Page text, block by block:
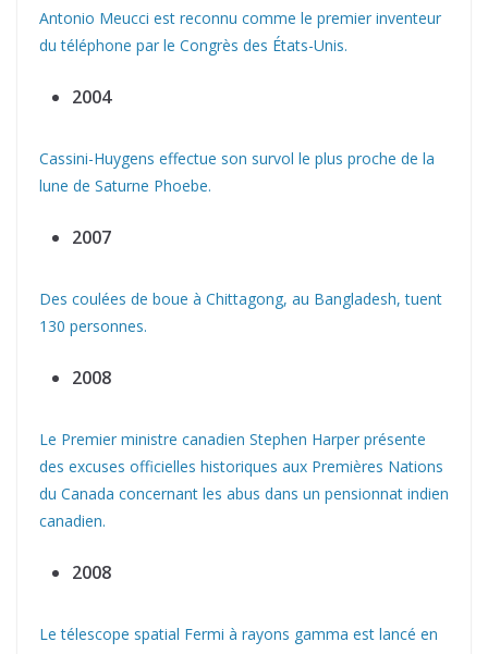
Antonio Meucci est reconnu comme le premier inventeur
du téléphone par le Congrès des États-Unis.
2004
Cassini-Huygens effectue son survol le plus proche de la
lune de Saturne Phoebe.
2007
Des coulées de boue à Chittagong, au Bangladesh, tuent
130 personnes.
2008
Le Premier ministre canadien Stephen Harper présente
des excuses officielles historiques aux Premières Nations
du Canada concernant les abus dans un pensionnat indien
canadien.
2008
Le télescope spatial Fermi à rayons gamma est lancé en